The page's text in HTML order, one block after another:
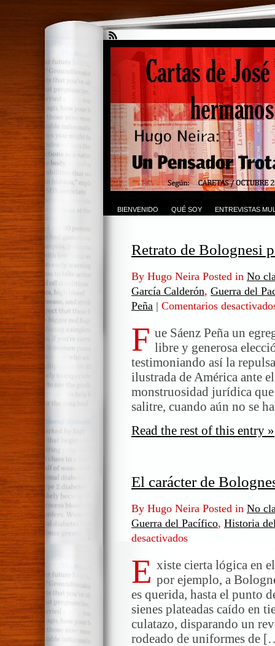
BIENVENIDO QUÉ SOY ENTREVISTAS
Retrato de Bolognesi
By Hugo Neira Posted in No
García Calderón, Guerra del
Peña | Comentarios
F ue Sáenz Peña un
libre y generosa
testimoniando así la
ilustrada de América ante
monstruosidad jurídica
salitre, cuando aún no se
Read the rest of this entry »
El carácter de
By Hugo Neira Posted in No
Guerra del Pacífico, Historia
desactivados
carácter
Bolognesi
E xiste cierta lógica en
por ejemplo, a
es querida, hasta el punto
sienes plateadas caído en
culatazo, disparando un
rodeado de uniformes de